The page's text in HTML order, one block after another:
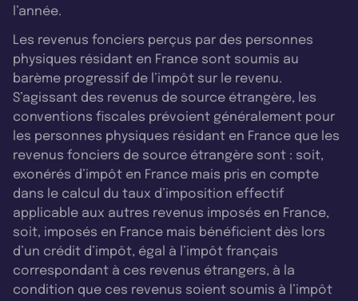
l’année.
Les revenus fonciers perçus par des personnes
physiques résidant en France sont soumis au
barème progressif de l’impôt sur le revenu.
S’agissant des revenus de source étrangère, les
conventions fiscales prévoient généralement pour
les personnes physiques résidant en France que les
revenus fonciers de source étrangère sont : soit,
exonérés d’impôt en France mais pris en compte
dans le calcul du taux d’imposition effectif
applicable aux autres revenus imposés en France,
soit, imposés en France mais bénéficient dès lors
d’un crédit d’impôt, égal à l’impôt français
correspondant à ces revenus étrangers, à la
condition que ces revenus soient soumis à l’impôt